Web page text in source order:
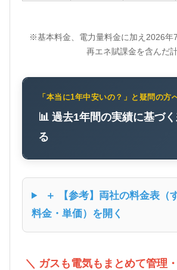
※基本料金、電力量料金に加え2026年7
再エネ賦課金を含んだ
「本当に1年中安いの？」と疑問の方
📊 過去1年間の実績に基づ
る
＋ 【参考】両社の料金表（
料金・単価）を開く
＼ ガスも電気もまとめて管理